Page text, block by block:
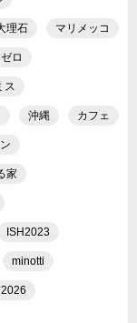
理石 マリメッコ
ロ
ス
沖縄 カフェ
家
ISH2023
minotti